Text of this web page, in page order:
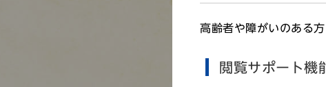
高齢者や障がいのある
閲覧サポート機